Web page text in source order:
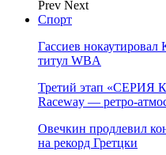
Prev Next
Спорт
Гассиев
титул WBA
Третий этап «СЕРИЯ
Raceway —
Овечкин продлевил
на рекорд Гретцки